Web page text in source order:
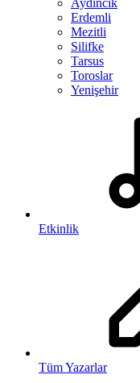
Aydıncık
Erdemli
Mezitli
Silifke
Tarsus
Toroslar
Yenişehir
Etkinlik
Tüm Yazarlar